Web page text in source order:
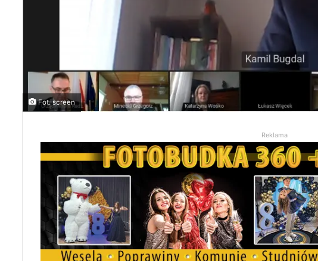
Fot. screen
Reklama